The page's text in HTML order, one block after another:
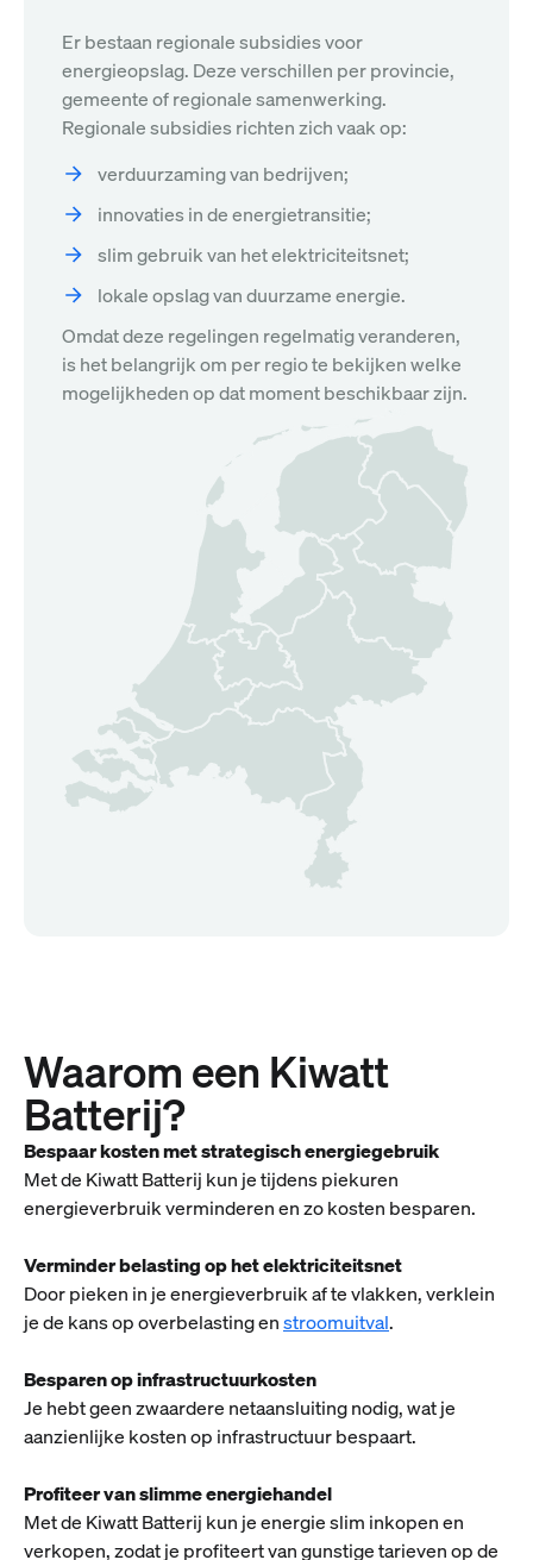
Er bestaan regionale subsidies voor
energieopslag. Deze verschillen per provincie,
gemeente of regionale samenwerking.
Regionale subsidies richten zich vaak op:
verduurzaming van bedrijven;
innovaties in de energietransitie;
slim gebruik van het elektriciteitsnet;
lokale opslag van duurzame energie.
Omdat deze regelingen regelmatig veranderen,
is het belangrijk om per regio te bekijken welke
mogelijkheden op dat moment beschikbaar zijn.
Waarom een Kiwatt
Batterij?
Bespaar kosten met strategisch energiegebruik
Met de Kiwatt Batterij kun je tijdens piekuren
energieverbruik verminderen en zo kosten besparen.
Verminder belasting op het elektriciteitsnet
Door pieken in je energieverbruik af te vlakken, verklein
je de kans op overbelasting enstroomuitval.
Besparen op infrastructuurkosten
Je hebt geen zwaardere netaansluiting nodig, wat je
aanzienlijke kosten op infrastructuur bespaart.
Profiteer van slimme energiehandel
Met de Kiwatt Batterij kun je energie slim inkopen en
verkopen, zodat je profiteert van gunstige tarieven op de